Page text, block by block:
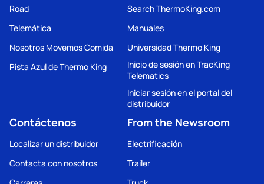
Road
Telemática
Nosotros Movemos Comida
Pista Azul de Thermo King
Search ThermoKing.com
Manuales
Universidad Thermo King
Inicio de sesión en TracKing
Telematics
Iniciar sesión en el portal del
distribuidor
Contáctenos
Localizar un distribuidor
Contacta con nosotros
From the Newsroom
Electrificación
Trailer